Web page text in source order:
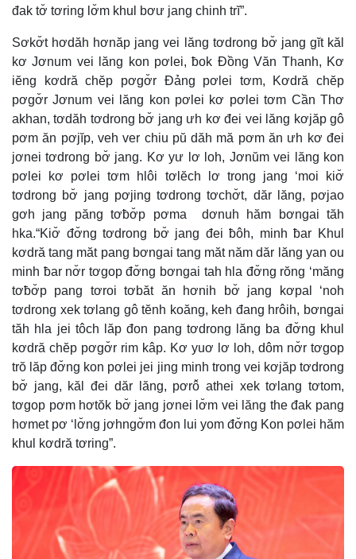
đak tơ̆ tơring lơ̆m khul bơư jang chinh trĭ”.
Sơkơ̆t hơdăh hơnăp jang vei lăng tơdrong bơ̆ jang gĭt kăl
kơ Jơnum vei lăng kon pơlei, ƀok Đồng Văn Thanh, Kơ
iĕng kơdră chĕp pơgơ̆r Đảng pơlei tơm, Kơdră chĕp
pơgơ̆r Jơnum vei lăng kon pơlei kơ pơlei tơm Cần Thơ
akhan, tơdăh tơdrong bơ̆ jang ưh kơ đei vei lăng kơjăp gô
pơm ăn pơjĭp, veh ver chiu pŭ dăh mă pơm ăn ưh kơ đei
jơnei tơdrong bơ̆ jang. Kơ yư lơ loh, Jơnŭm vei lăng kon
pơlei kơ pơlei tơm hlôi tơlĕch lơ trong jang ‘moi kiơ̆
tơdrong bơ̆ jang pơjing tơdrong tơchơ̆t, dăr lăng, pơjao
gơh jang păng tơƀơ̆p pơma dơnuh hăm bơngai tăh
hka.“Kiơ̆ đơ̆ng tơdrong bơ̆ jang đei ƀôh, minh ƀar Khul
kơdră tang măt pang bơngai tang măt năm dăr lăng yan ou
minh ƀar nơ̆r tơgop đơ̆ng bơngai tah hla đơ̆ng rŏng ‘măng
tơƀơ̆p pang tơroi tơbăt ăn hơnih bơ̆ jang kơpal ‘noh
tơdrong xek tơlang gô tĕnh koăng, keh đang hrôih, bơngai
tăh hla jei tôch lăp đon pang tơdrong lăng ba đơ̆ng khul
kơdră chĕp pơgơ̆r rim kâp. Kơ yuơ lơ loh, dôm nơ̆r tơgop
trŏ lăp đơ̆ng kon pơlei jei jing minh trong vei kơjăp tơdrong
bơ̆ jang, kăl đei dăr lăng, pơrô̆ athei xek tơlang tơtom,
tơgop pơm hơtŏk bơ̆ jang jơnei lơ̆m vei lăng the đak pang
hơmet pơ ‘lơ̆ng jơhngơ̆m đon lui yom đơ̆ng Kon pơlei hăm
khul kơdră tơring”.